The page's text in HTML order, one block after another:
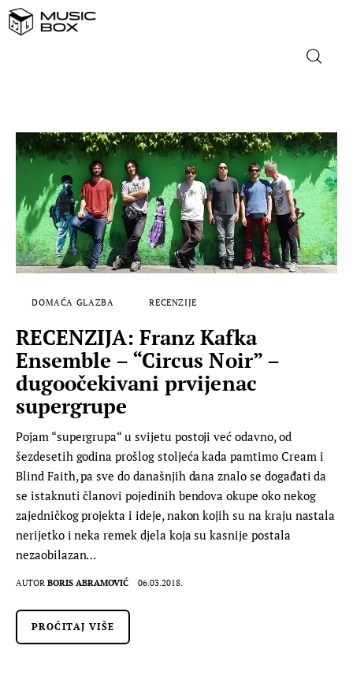
DOMAĆA GLAZBA
STRANA GLAZBA
FILM
MUSIC BOX
DOMAĆA GLAZBA RECENZIJE
RECENZIJA: Franz Kafka
Ensemble – “Circus Noir” –
dugoočekivani prvijenac
supergrupe
Pojam “supergrupa“ u svijetu postoji već odavno, od
šezdesetih godina prošlog stoljeća kada pamtimo Cream i
Blind Faith, pa sve do današnjih dana znalo se događati da
se istaknuti članovi pojedinih bendova okupe oko nekog
zajedničkog projekta i ideje, nakon kojih su na kraju nastala
nerijetko i neka remek djela koja su kasnije postala
nezaobilazan…
AUTOR BORIS ABRAMOVIĆ 06.03.2018.
PROČITAJ VIŠE